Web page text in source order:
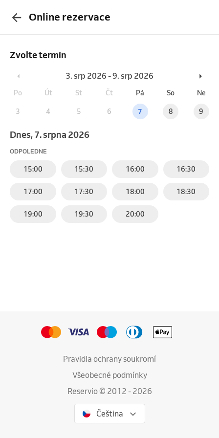
Online rezervace
Zvolte termín
3. srp 2026 - 9. srp 2026
Po Út St Čt Pá So Ne
3 4 5 6 7 8 9
Dnes, 7. srpna 2026
ODPOLEDNE
15:00 15:30 16:00 16:30
17:00 17:30 18:00 18:30
19:00 19:30 20:00
Pravidla ochrany soukromí
Všeobecné podmínky
Reservio © 2012 - 2026
Čeština